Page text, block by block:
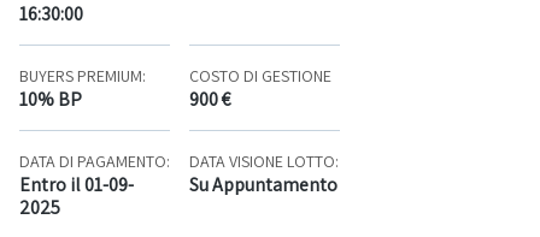
16:30:00
BUYERS PREMIUM:
10% BP
COSTO DI GESTIONE
900 €
DATA DI PAGAMENTO:
Entro il 01-09-
2025
DATA VISIONE LOTTO:
Su Appuntamento